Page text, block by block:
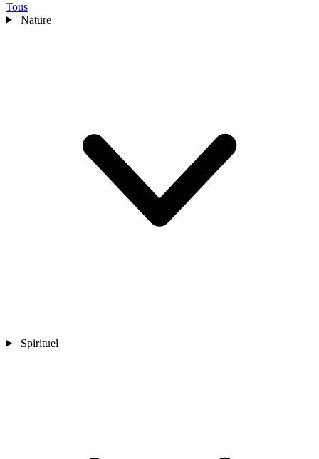
Tous
Nature
Spirituel